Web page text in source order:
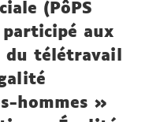
(PôPS
participé aux
télétravail
hommes »